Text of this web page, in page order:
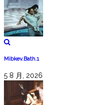
Mibkev.Bath.1
5 8 月, 2026